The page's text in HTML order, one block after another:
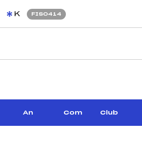
K FIS0414
–
–
Distance :
Point Haut :
An Com Club